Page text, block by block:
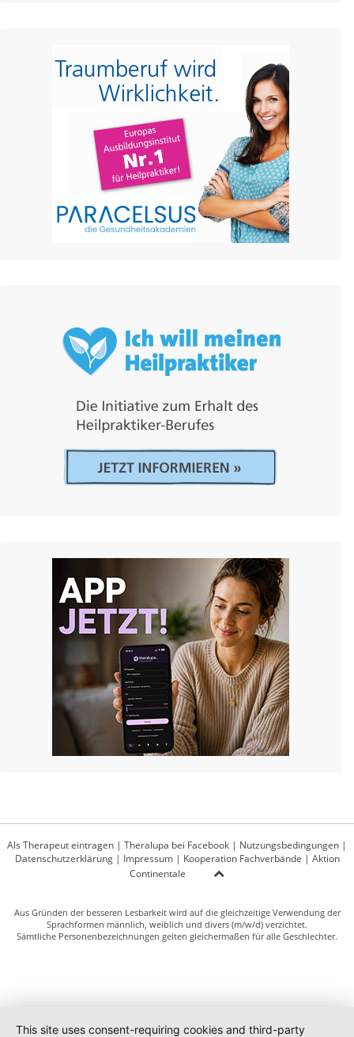
Als Therapeut eintragen | Theralupa bei Facebook | Nutzungsbedingungen |
Datenschutzerklärung| Impressum| Kooperation Fachverbände | Aktion
Continentale
Aus Gründen der besseren Lesbarkeit wird auf die gleichzeitige Verwendung der
Sprachformen männlich, weiblich und divers (m/w/d) verzichtet.
Sämtliche Personenbezeichnungen gelten gleichermaßen für alle Geschlechter.
This site uses consent-requiring cookies and third-party